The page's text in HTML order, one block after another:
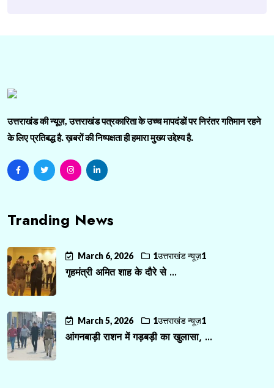
उत्तराखंड की न्यूज़, उत्तराखंड पत्रकारिता के उच्च मापदंडों पर निरंतर गतिमान रहने
के लिए प्रतिबद्ध है. ख़बरों की निष्पक्षता ही हमारा मुख्य उद्देश्य है.
Tranding News
March 6, 2026 1उत्तराखंड न्यूज़1
गृहमंत्री अमित शाह के दौरे से ...
March 5, 2026 1उत्तराखंड न्यूज़1
आंगनबाड़ी राशन में गड़बड़ी का खुलासा, ...